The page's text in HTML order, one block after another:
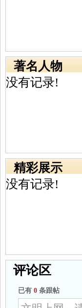
著名人物
没有记录!
精彩展示
没有记录!
评论区
已有 0 条跟帖